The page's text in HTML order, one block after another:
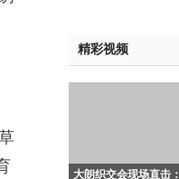
精彩视频
大朗织交会现场直击：